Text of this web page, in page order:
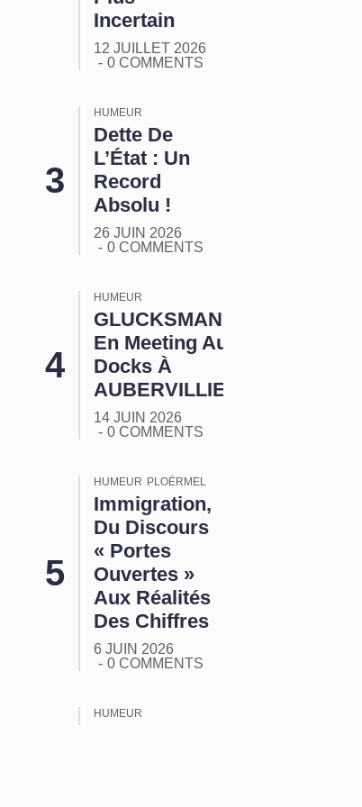
Incertain
12 JUILLET 2026
0 COMMENTS
HUMEUR
Dette De
L’État : Un
Record
Absolu !
26 JUIN 2026
0 COMMENTS
HUMEUR
GLUCKSMANN
En Meeting Aux
Docks À
AUBERVILLIERS
14 JUIN 2026
0 COMMENTS
HUMEUR PLOËRMEL
Immigration,
Du Discours
« Portes
Ouvertes »
Aux Réalités
Des Chiffres
6 JUIN 2026
0 COMMENTS
HUMEUR